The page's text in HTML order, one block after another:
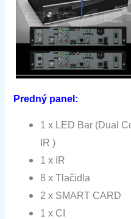
Predný panel:
1 x LED Bar (Dual
IR )
1 x IR
8 x Tlačidla
2 x SMART CARD
1 x CI